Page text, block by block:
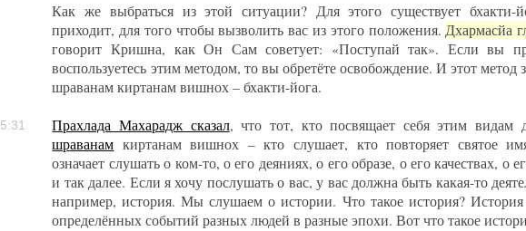
Как же выбраться из этой ситуации? Для этого существует бхакти-
приходит, для того чтобы вызволить вас из этого положения. Дхармасйа
говорит Кришна, как Он Сам советует: «Поступай так». Если вы
воспользуетесь этим методом, то вы обретёте освобождение. И этот метод
шраванам киртанам вишнох – бхакти-йога.
Прахлада Махарадж сказал, что тот, кто посвящает себя этим видам
шраванам киртанам вишнох – кто слушает, кто повторяет святое
означает слушать о ком-то, о его деяниях, о его образе, о его качествах, о
и так далее. Если я хочу послушать о вас, у вас должна быть какая-то
например, история. Мы слушаем о истории. Что такое история? История
определённых событий разных людей в разные эпохи. Вот что такое